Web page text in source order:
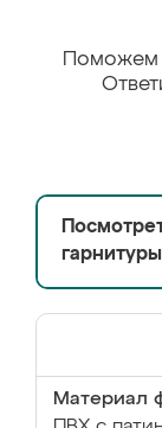
Поможем
гарнитуры
Материал